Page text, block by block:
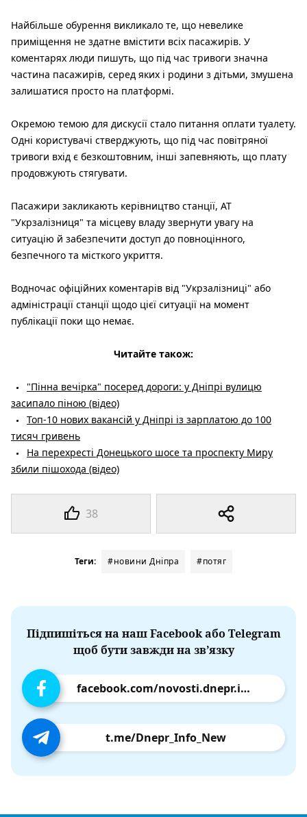
38
Найбільше обурення викликало те, що невелике
приміщення не здатне вмістити всіх пасажирів. У
коментарях люди пишуть, що під час тривоги значна
частина пасажирів, серед яких і родини з дітьми, змушена
залишатися просто на платформі.
Окремою темою для дискусії стало питання оплати туалету.
Одні користувачі стверджують, що під час повітряної
тривоги вхід є безкоштовним, інші запевняють, що плату
продовжують стягувати.
Пасажири закликають керівництво станції, АТ
"Укрзалізниця" та місцеву владу звернути увагу на
ситуацію й забезпечити доступ до повноцінного,
безпечного та місткого укриття.
Водночас офіційних коментарів від "Укрзалізниці" або
адміністрації станції щодо цієї ситуації на момент
публікації поки що немає.
Читайте також:
"Пінна вечірка" посеред дороги: у Дніпрі вулицю
засипало піною (відео)
Топ-10 нових вакансій у Дніпрі із зарплатою до 100
тисяч гривень
На перехресті Донецького шосе та проспекту Миру
збили пішохода (відео)
Теги: #новини Дніпра #потяг
Підпишіться на наш Facebook або Telegram
щоб бути завжди на зв’язку
facebook.com/novosti.dnepr.info
t.me/Dnepr_Info_New